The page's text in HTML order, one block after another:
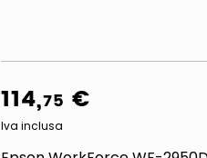
114,75 €
Iva inclusa